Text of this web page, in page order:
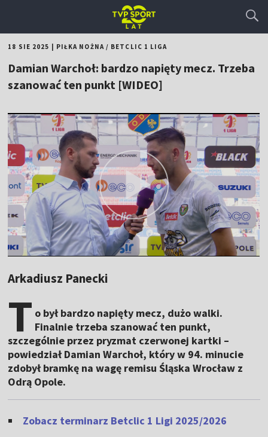
18 SIE 2025 PIŁKA NOŻNA/ BETCLIC 1 LIGA
Damian Warchoł: bardzo napięty mecz. Trzeba
szanować ten punkt [WIDEO]
Arkadiusz Panecki
T o był bardzo napięty mecz, dużo walki.
Finalnie trzeba szanować ten punkt,
szczególnie przez pryzmat czerwonej kartki –
powiedział Damian Warchoł, który w 94. minucie
zdobył bramkę na wagę remisu Śląska Wrocław z
Odrą Opole.
Zobacz terminarz Betclic 1 Ligi 2025/2026